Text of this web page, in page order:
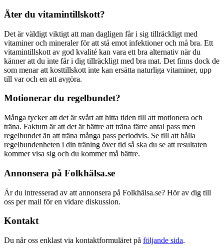
Äter du vitamintillskott?
Det är väldigt viktigt att man dagligen får i sig tillräckligt med
vitaminer och mineraler för att stå emot infektioner och må bra. Ett
vitamintillskott av god kvalité kan vara ett bra alternativ när du
känner att du inte får i dig tillräckligt med bra mat. Det finns dock de
som menar att kosttillskott inte kan ersätta naturliga vitaminer, upp
till var och en att avgöra.
Motionerar du regelbundet?
Många tycker att det är svårt att hitta tiden till att motionera och
träna. Faktum är att det är bättre att träna färre antal pass men
regelbundet än att träna många pass periodvis. Se till att hålla
regelbundenheten i din träning över tid så ska du se att resultaten
kommer visa sig och du kommer må bättre.
Annonsera på Folkhälsa.se
Är du intresserad av att annonsera på Folkhälsa.se? Hör av dig till
oss per mail för en vidare diskussion.
Kontakt
Du når oss enklast via kontaktformuläret på följande sida.